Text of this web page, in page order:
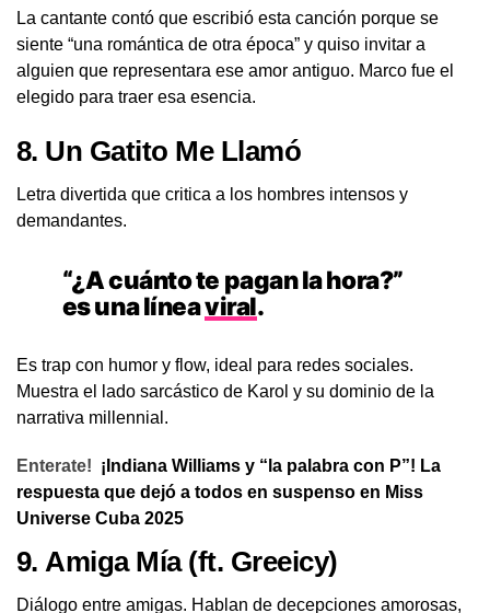
La cantante contó que escribió esta canción porque se
siente “una romántica de otra época” y quiso invitar a
alguien que representara ese amor antiguo. Marco fue el
elegido para traer esa esencia.
8. Un Gatito Me Llamó
Letra divertida que critica a los hombres intensos y
demandantes.
“¿A cuánto te pagan la hora?”
es una líneaviral.
Es trap con humor y flow, ideal para redes sociales.
Muestra el lado sarcástico de Karol y su dominio de la
narrativa millennial.
Enterate! ¡Indiana Williams y “la palabra con P”! La
respuesta que dejó a todos en suspenso en Miss
Universe Cuba 2025
9. Amiga Mía(ft. Greeicy)
Diálogo entre amigas. Hablan de decepciones amorosas,